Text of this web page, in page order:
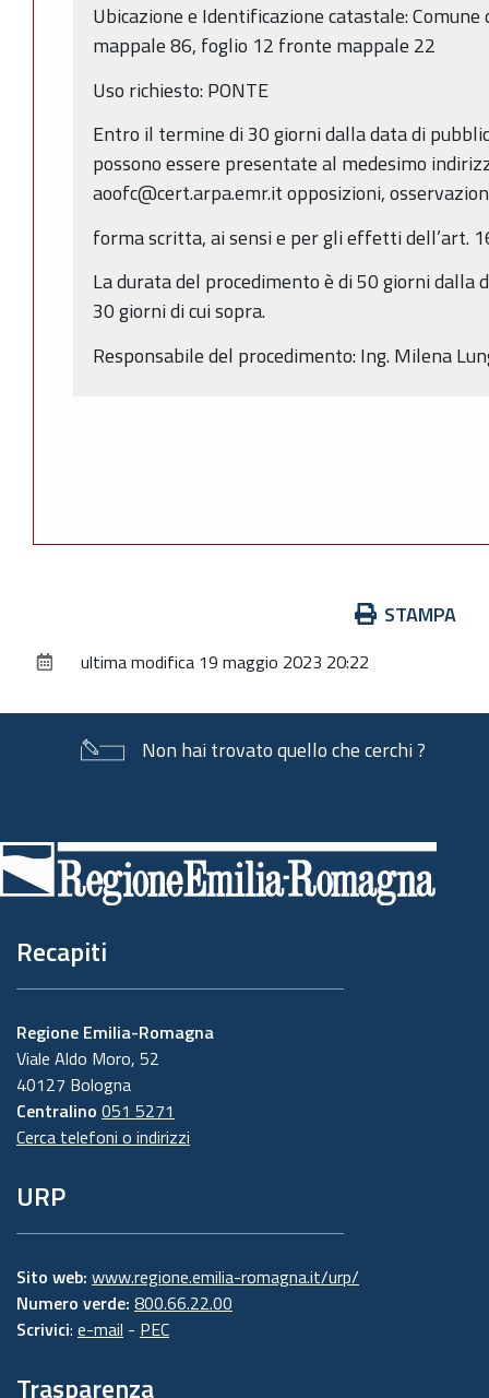
Ubicazione e Identificazione catastale:
mappale 86, foglio 12 fronte mappale 22
Uso richiesto: PONTE
Entro il termine di 30 giorni dalla data di
possono essere presentate al medesimo
aoofc@cert.arpa.emr.it opposizioni,
forma scritta, ai sensi e per gli effetti dell’art.
La durata del procedimento è di 50 giorni dalla
30 giorni di cui sopra.
Responsabile del procedimento: Ing. Milena
documento
STAMPA
ultima modifica 19 maggio 2023 20:22
Non hai trovato quello che cerchi ?
di
pagina
Recapiti
Regione Emilia-Romagna
Viale Aldo Moro, 52
40127 Bologna
Centralino 051 5271
Cerca telefoni o indirizzi
URP
Sito web: www.regione.emilia-romagna.it/urp/
Numero verde: 800.66.22.00
Scrivici: e-mail - PEC
Trasparenza